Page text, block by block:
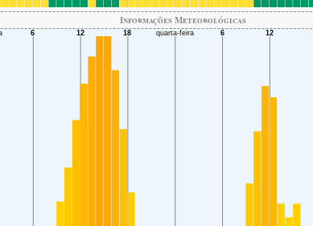
Informações Meteorológicas